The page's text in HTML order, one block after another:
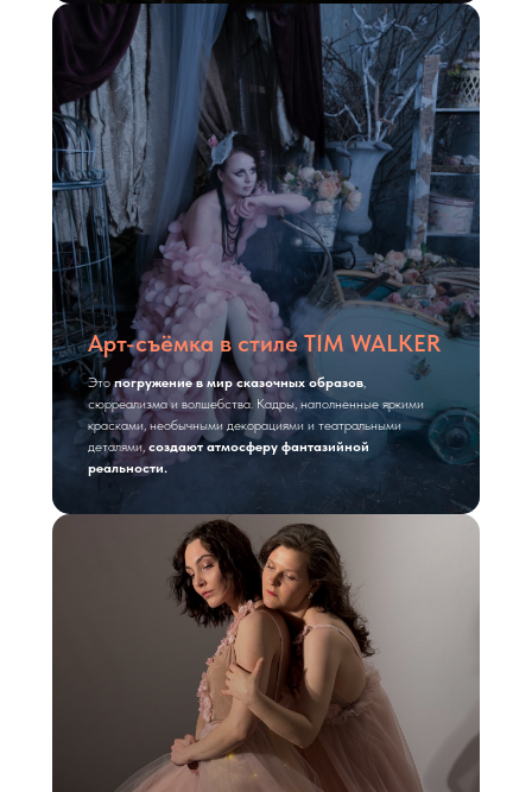
Арт-съёмка в стиле TIM WALKER
Этопогружение в мир сказочных образов,
сюрреализма и волшебства. Кадры, наполненные яркими
красками, необычными декорациями и театральными
деталями, создают атмосферу фантазийной
реальности.